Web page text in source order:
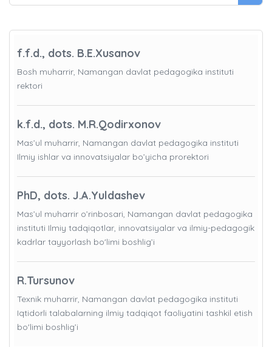
f.f.d., dots. B.E.Xusanov
Bosh muharrir, Namangan davlat pedagogika instituti
rektori
k.f.d., dots. M.R.Qodirxonov
Mas’ul muharrir, Namangan davlat pedagogika instituti
Ilmiy ishlar va innovatsiyalar bo’yicha prorektori
PhD, dots. J.A.Yuldashev
Mas’ul muharrir o’rinbosari, Namangan davlat pedagogika
instituti Ilmiy tadqiqotlar, innovatsiyalar va ilmiy-pedagogik
kadrlar tayyorlash bo'limi boshlig’i
R.Tursunov
Texnik muharrir, Namangan davlat pedagogika instituti
Iqtidorli talabalarning ilmiy tadqiqot faoliyatini tashkil etish
bo'limi boshlig’i